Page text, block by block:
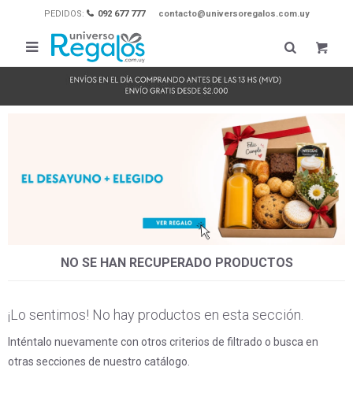
PEDIDOS: 092 677 777 contacto@universoregalos.com.uy

NO SE HAN RECUPERADO PRODUCTOS
¡Lo sentimos! No hay productos en esta sección.
Inténtalo nuevamente con otros criterios de filtrado o busca en
otras secciones de nuestro catálogo.